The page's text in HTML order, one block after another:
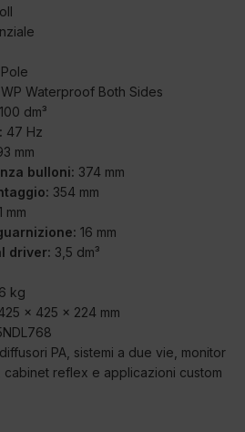
Waterproof Both Sides
100 dm³
47 Hz
mm
bulloni: 374 mm
354 mm
mm
16 mm
driver: 3,5 dm³
6 kg
x 425 x 224 mm
diffusori PA, sistemi a due vie, monitor
cabinet reflex e applicazioni custom